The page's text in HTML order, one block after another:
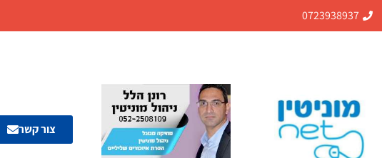
0723938937
צור קשר